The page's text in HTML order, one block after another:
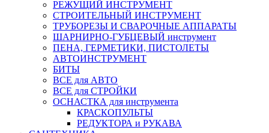
РЕЖУЩИЙ ИНСТРУМЕНТ
СТРОИТЕЛЬНЫЙ ИНСТРУМЕНТ
ТРУБОРЕЗЫ И СВАРОЧНЫЕ АППАРАТЫ
ШАРНИРНО-ГУБЦЕВЫЙ инструмент
ПЕНА, ГЕРМЕТИКИ, ПИСТОЛЕТЫ
АВТОИНСТРУМЕНТ
БИТЫ
ВСЕ для АВТО
ВСЕ для СТРОЙКИ
ОСНАСТКА для инструмента
КРАСКОПУЛЬТЫ
РЕДУКТОРА и РУКАВА